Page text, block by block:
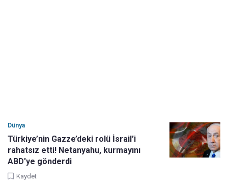
Dünya
Türkiye’nin Gazze’deki rolü İsrail’i
rahatsız etti! Netanyahu, kurmayını
ABD'ye gönderdi
Kaydet